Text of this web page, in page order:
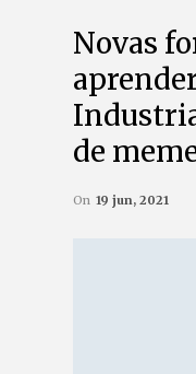
Novas
de
On 19 jun, 2021